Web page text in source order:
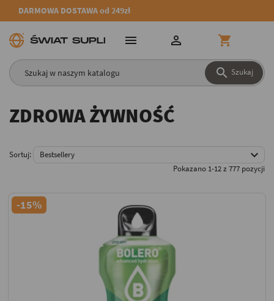
DARMOWA DOSTAWA od 249zł
 Szukaj
  
ZDROWA ŻYWNOŚĆ
Sortuj: Bestsellery 
Pokazano 1-12 z 777 pozycji
-15%